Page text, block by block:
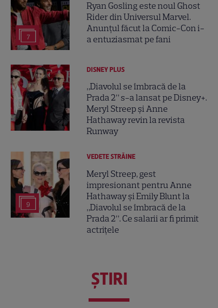
7
Ryan Gosling este noul Ghost
Rider din Universul Marvel.
Anunțul făcut la Comic-Con i-
a entuziasmat pe fani
DISNEY PLUS
„Diavolul se îmbracă de la
Prada 2” s-a lansat pe Disney+.
Meryl Streep și Anne
Hathaway revin la revista
Runway
9
VEDETE STRĂINE
Meryl Streep, gest
impresionant pentru Anne
Hathaway și Emily Blunt la
„Diavolul se îmbracă de la
Prada 2”. Ce salarii ar fi primit
actrițele
ŞTIRI